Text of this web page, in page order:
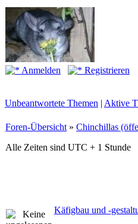
Anmelden
Registrieren
Unbeantwortete Themen | Aktive
Foren-Übersicht » Chinchillas
Alle Zeiten sind UTC + 1 Stunde
Käfigbau und -